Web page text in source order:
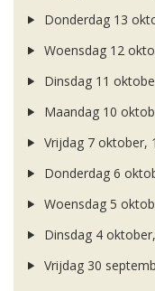
Donderdag 13
Woensdag 12
Dinsdag 11
Maandag 10
Vrijdag 7 oktober,
Donderdag 6
Woensdag 5
Dinsdag 4
Vrijdag 30